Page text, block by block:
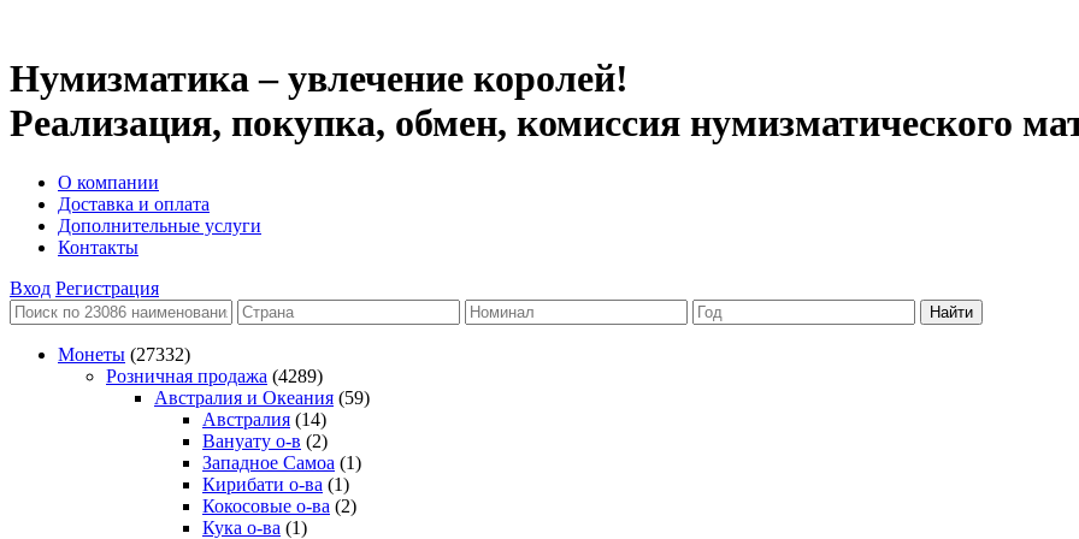
Нумизматика – увлечение королей!
Реализация, покупка, обмен, комиссия нумизматического
О компании
Доставка и оплата
Дополнительные услуги
Контакты
Вход Регистрация
Монеты (27332)
Розничная продажа (4289)
Австралия и Океания (59)
Австралия (14)
Вануату о-в (2)
Западное Самоа (1)
Кирибати о-ва (1)
Кокосовые о-ва (2)
Кука о-ва (1)